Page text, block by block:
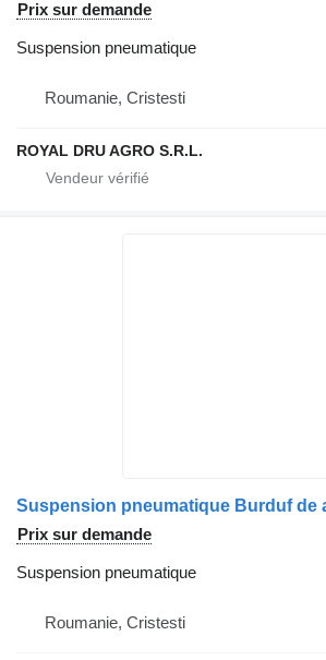
Prix sur demande
Suspension pneumatique
Roumanie, Cristesti
ROYAL DRU AGRO S.R.L.
Prix sur demande
Suspension pneumatique
Roumanie, Cristesti